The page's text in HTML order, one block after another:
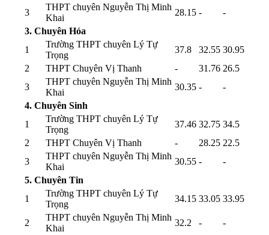
3
THPT chuyên Nguyễn Thị Minh
Khai
28.15 -
-
3. Chuyên Hóa
1
Trường THPT chuyên Lý Tự
Trọng
37.8 32.55 30.95
2
THPT Chuyên Vị Thanh - 31.76 26.5
3
THPT chuyên Nguyễn Thị Minh
Khai
30.35 -
-
4. Chuyên Sinh
1
Trường THPT chuyên Lý Tự
Trọng
37.46 32.75 34.5
2
THPT Chuyên Vị Thanh - 28.25 22.5
3
THPT chuyên Nguyễn Thị Minh
Khai
30.55 -
-
5. Chuyên Tin
1
Trường THPT chuyên Lý Tự
Trọng
34.15 33.05 33.95
2
THPT chuyên Nguyễn Thị Minh
Khai
32.2 -
-